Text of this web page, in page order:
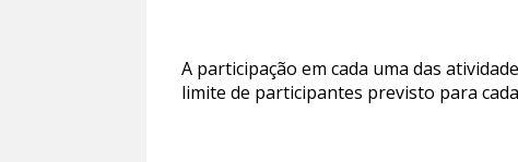
A participação em cada uma das
limite de participantes previsto para